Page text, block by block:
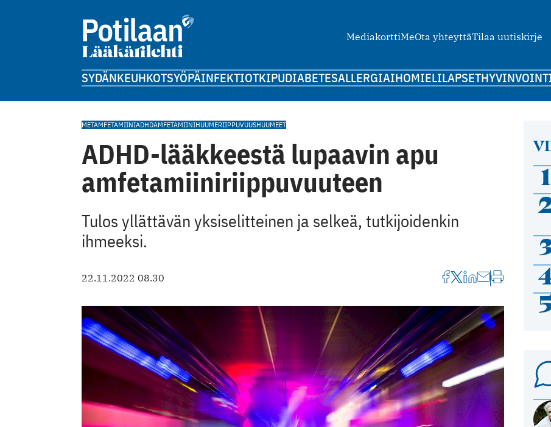
MediakorttiMeOta yhteyttäTilaa uutiskirje
SYDÄNKEUHKOTSYÖPÄINFEKTIOTKIPUDIABETESALLERGIAIHOMIELILAPSET
1
METAMFETAMIINIADHDAMFETAMIINIHUUMERIIPPUVUUSHUUMEET
ADHD-lääkkeestä lupaavin apu
amfetamiiniriippuvuuteen
Tulos yllättävän yksiselitteinen ja selkeä, tutkijoidenkin
ihmeeksi.
22.11.2022 08.30